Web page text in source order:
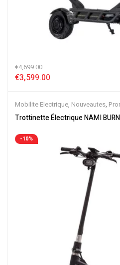
€4,699.00
€3,599.00
Mobilite Electrique, Nouveautes,
Electrique
Trottinette Électrique NAMI
-10%